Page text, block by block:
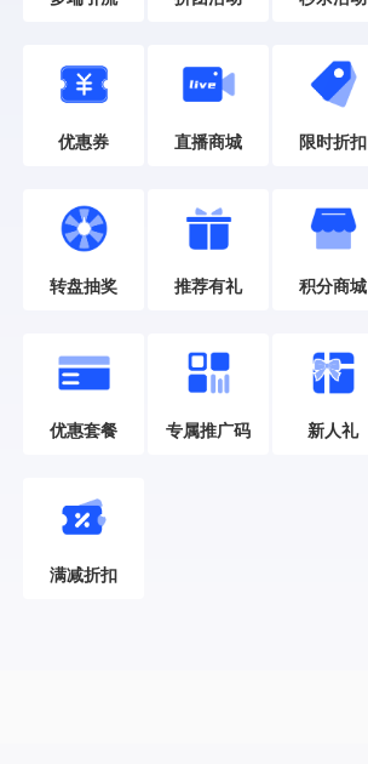
优惠券 直播商城 限时折扣
转盘抽奖 推荐有礼 积分商城
优惠套餐 专属推广码 新人礼
满减折扣